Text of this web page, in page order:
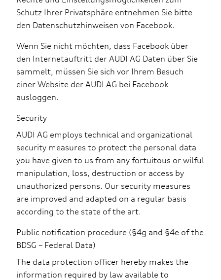
Schutz Ihrer Privatsphäre entnehmen Sie bitte
den Datenschutzhinweisen von Facebook.
Wenn Sie nicht möchten, dass Facebook über
den Internetauftritt der AUDI AG Daten über Sie
sammelt, müssen Sie sich vor Ihrem Besuch
einer Website der AUDI AG bei Facebook
ausloggen.
Security
AUDI AG employs technical and organizational
security measures to protect the personal data
you have given to us from any fortuitous or wilful
manipulation, loss, destruction or access by
unauthorized persons. Our security measures
are improved and adapted on a regular basis
according to the state of the art.
Public notification procedure (§4g and §4e of the
BDSG – Federal Data)
The data protection officer hereby makes the
information required by law available to